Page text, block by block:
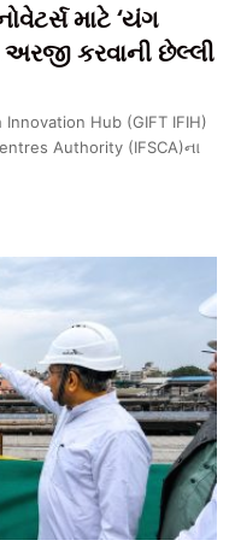
માટે ‘યંગ
અરજી કરવાની છેલ્લી
Hub (GIFT IFIH)
Authority (IFSCA)ના